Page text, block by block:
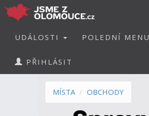
UDÁLOSTI POLEDNÍ MENU
PŘIHLÁSIT
MÍSTA OBCHODY